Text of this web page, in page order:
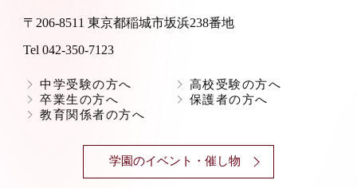
〒206-8511 東京都稲城市坂浜238番地
Tel 042-350-7123
中学受験の方へ
高校受験の方へ
卒業生の方へ
保護者の方へ
教育関係者の方へ
学園のイベント・催し物